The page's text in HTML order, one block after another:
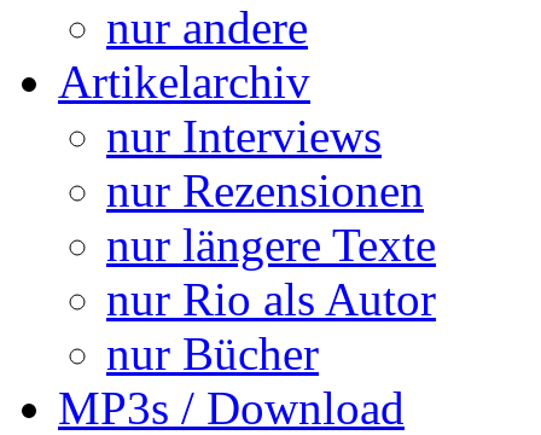
nur andere
Artikelarchiv
nur Interviews
nur Rezensionen
nur längere Texte
nur Rio als Autor
nur Bücher
MP3s / Download